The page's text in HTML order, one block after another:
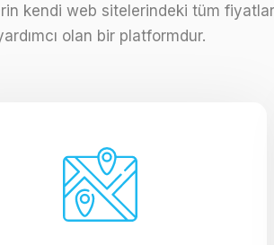
web sitelerindeki tüm
olan bir platformdur.